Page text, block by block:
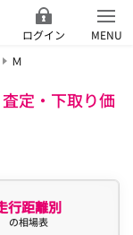
ログイン
MENU
Ｍ
定・下取り価
行距離別
の相場表